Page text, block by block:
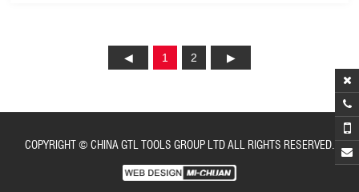
1 2
COPYRIGHT © CHINA GTL TOOLS GROUP LTD ALL RIGHTS RESERVED.